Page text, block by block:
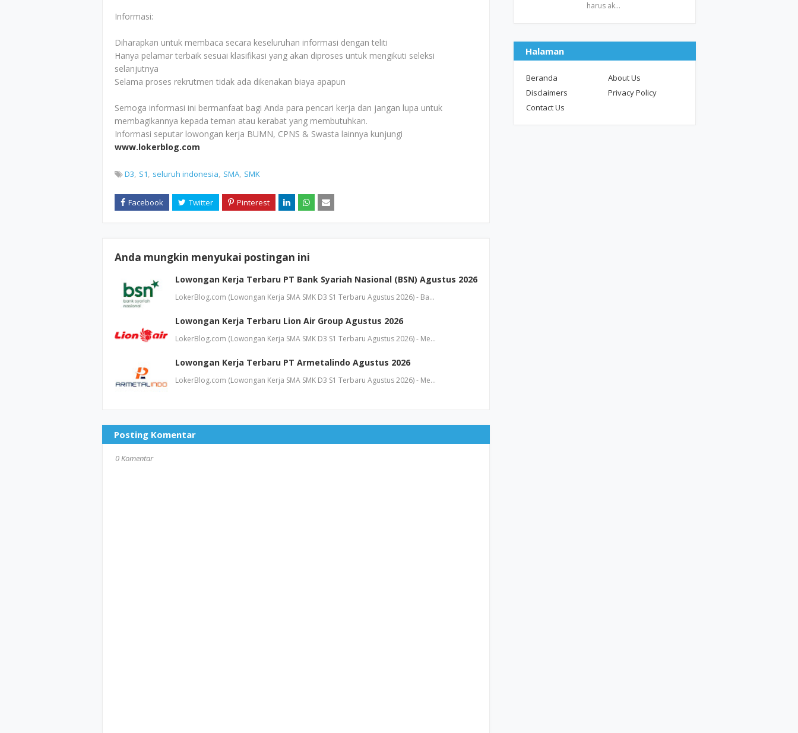
Informasi:
Diharapkan untuk membaca secara keseluruhan informasi dengan teliti
Hanya pelamar terbaik sesuai klasifikasi yang akan diproses untuk mengikuti seleksi
selanjutnya
Selama proses rekrutmen tidak ada dikenakan biaya apapun
Semoga informasi ini bermanfaat bagi Anda para pencari kerja dan jangan lupa untuk
membagikannya kepada teman atau kerabat yang membutuhkan.
Informasi seputar lowongan kerja BUMN, CPNS & Swasta lainnya kunjungi
www.lokerblog.com
D3 S1 seluruh indonesia SMA SMK
Anda mungkin menyukai postingan ini
Lowongan Kerja Terbaru PT Bank Syariah Nasional (BSN) Agustus 2026
LokerBlog.com (Lowongan Kerja SMA SMK D3 S1 Terbaru Agustus 2026) - Ba…
Lowongan Kerja Terbaru Lion Air Group Agustus 2026
LokerBlog.com (Lowongan Kerja SMA SMK D3 S1 Terbaru Agustus 2026) - Me…
Lowongan Kerja Terbaru PT Armetalindo Agustus 2026
LokerBlog.com (Lowongan Kerja SMA SMK D3 S1 Terbaru Agustus 2026) - Me…
Posting Komentar
0 Komentar
harus ak…
Halaman
Beranda
About Us
Disclaimers
Privacy Policy
Contact Us